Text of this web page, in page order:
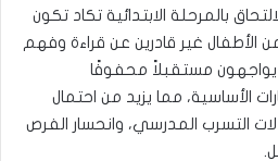
بالمرحلة الابتدائية تكاد تكون
الأطفال غير قادرين عن قراءة وفهم
مستقبلاً محفوفًا
الأساسية، مما يزيد من احتمال
التسرب المدرسي، وانحسار الفرص